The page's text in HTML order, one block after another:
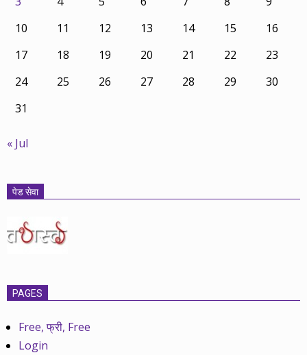
10
11 12 13 14 15
16
17
18 19 20 21 22
23
24
25 26 27 28 29
30
31
« Jul
पेड सेवा
PAGES
Free, फ्री, Free
Login